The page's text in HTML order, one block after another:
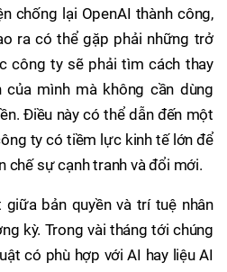
chống lại OpenAI thành công,
ra có thể gặp phải những trở
công ty sẽ phải tìm cách thay
mình mà không cần dùng
Điều này có thể dẫn đến một
ty có tiềm lực kinh tế lớn để
chế sự cạnh tranh và đổi mới.
bản quyền và trí tuệ nhân
kỳ. Trong vài tháng tới chúng
có phù hợp với AI hay liệu AI